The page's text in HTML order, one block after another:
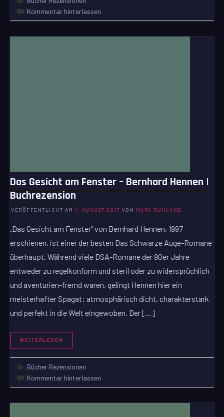
Kommentar hinterlassen
Das Gesicht am Fenster – Bernhard Hennen |
Buchrezension
VERÖFFENTLICHT AM 1. AUGUST 2017 VON MARK RUHLAND
„Das Gesicht am Fenster“ von Bernhard Hennen, 1997
erschienen, ist einer der besten Das Schwarze Auge-Romane
überhaupt. Während viele DSA-Romane der 90er Jahre
entweder zu regelkonform und steril oder zu widersprüchlich
und aventurien-fremd waren, gelingt Hennen hier ein
meisterhafter Spagat: atmosphärisch dicht, charakterstark
und perfekt in die Welt eingewoben. Der […]
WEITERLESEN
Bücher Rezensionen
Kommentar hinterlassen